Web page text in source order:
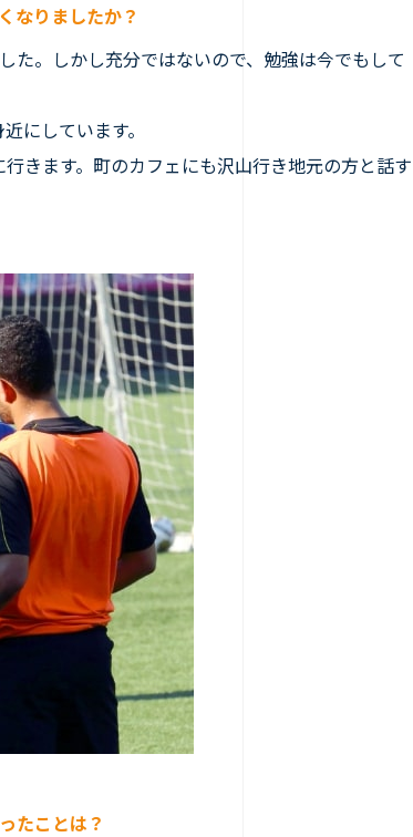
なりましたか？
た。しかし充分ではないので、勉強は今でもして
にしています。
きます。町のカフェにも沢山行き地元の方と話す
たことは？